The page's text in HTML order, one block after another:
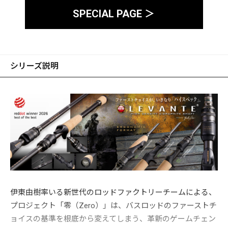
SPECIAL PAGE ＞
シリーズ説明
伊東由樹率いる新世代のロッドファクトリーチームによる、
プロジェクト「零（Zero）」は、バスロッドのファーストチ
ョイスの基準を根底から変えてしまう、革新のゲームチェン